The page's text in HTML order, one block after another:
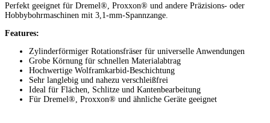
Perfekt geeignet für Dremel®, Proxxon® und andere Präzisions- oder
Hobbybohrmaschinen mit 3,1-mm-Spannzange.
Features:
Zylinderförmiger Rotationsfräser für universelle Anwendungen
Grobe Körnung für schnellen Materialabtrag
Hochwertige Wolframkarbid-Beschichtung
Sehr langlebig und nahezu verschleißfrei
Ideal für Flächen, Schlitze und Kantenbearbeitung
Für Dremel®, Proxxon® und ähnliche Geräte geeignet